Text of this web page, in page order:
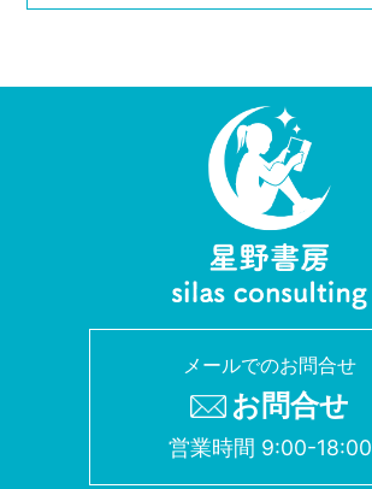
メールでのお問合せ
お問合せ
営業時間 9:00-18:00